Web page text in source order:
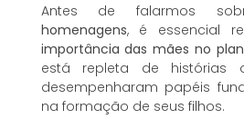
Antes de falarmos
homenagens, é essencial
importância das mães no
está repleta de histórias
desempenharam papéis
na formação de seus filhos.